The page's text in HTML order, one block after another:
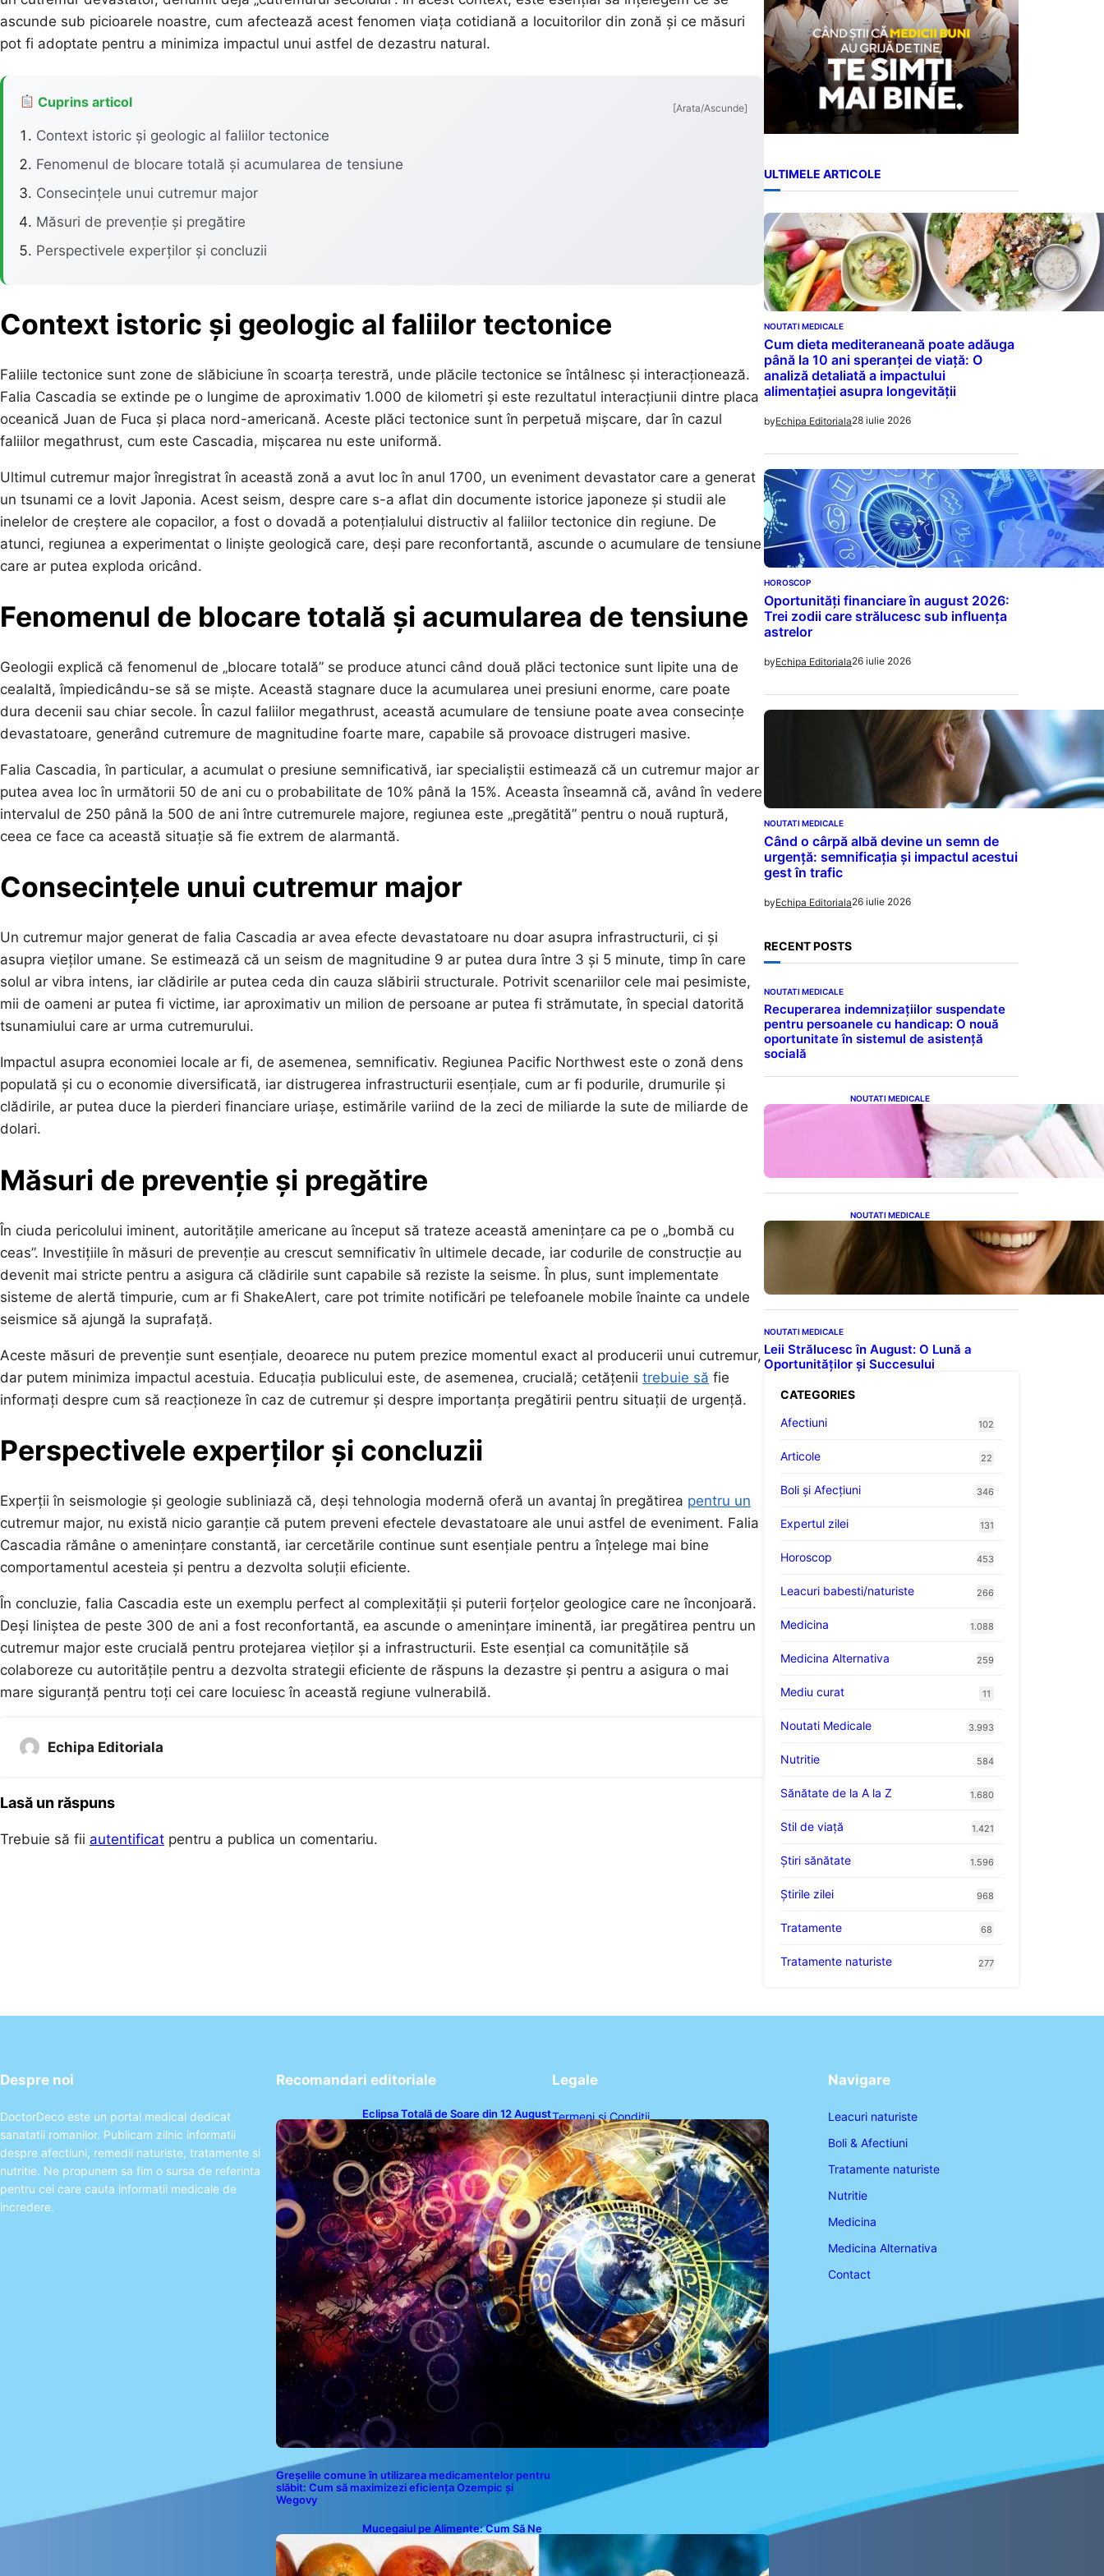
ascunde sub picioarele noastre, cum afectează acest fenomen viața cotidiană a locuitorilor din zonă și ce măsuri
pot fi adoptate pentru a minimiza impactul unui astfel de dezastru natural.
Cuprins articol [Arata/Ascunde]
Context istoric și geologic al faliilor tectonice
Fenomenul de blocare totală și acumularea de tensiune
Consecințele unui cutremur major
Măsuri de prevenție și pregătire
Perspectivele experților și concluzii
Context istoric și geologic al faliilor tectonice
Faliile tectonice sunt zone de slăbiciune în scoarța terestră, unde plăcile tectonice se întâlnesc și interacționează.
Falia Cascadia se extinde pe o lungime de aproximativ 1.000 de kilometri și este rezultatul interacțiunii dintre placa
oceanică Juan de Fuca și placa nord-americană. Aceste plăci tectonice sunt în perpetuă mișcare, dar în cazul
faliilor megathrust, cum este Cascadia, mișcarea nu este uniformă.
Ultimul cutremur major înregistrat în această zonă a avut loc în anul 1700, un eveniment devastator care a generat
un tsunami ce a lovit Japonia. Acest seism, despre care s-a aflat din documente istorice japoneze și studii ale
inelelor de creștere ale copacilor, a fost o dovadă a potențialului distructiv al faliilor tectonice din regiune. De
atunci, regiunea a experimentat o liniște geologică care, deși pare reconfortantă, ascunde o acumulare de tensiune
care ar putea exploda oricând.
Fenomenul de blocare totală și acumularea de tensiune
Geologii explică că fenomenul de „blocare totală” se produce atunci când două plăci tectonice sunt lipite una de
cealaltă, împiedicându-se să se miște. Această stagnare duce la acumularea unei presiuni enorme, care poate
dura decenii sau chiar secole. În cazul faliilor megathrust, această acumulare de tensiune poate avea consecințe
devastatoare, generând cutremure de magnitudine foarte mare, capabile să provoace distrugeri masive.
Falia Cascadia, în particular, a acumulat o presiune semnificativă, iar specialiștii estimează că un cutremur major ar
putea avea loc în următorii 50 de ani cu o probabilitate de 10% până la 15%. Aceasta înseamnă că, având în vedere
intervalul de 250 până la 500 de ani între cutremurele majore, regiunea este „pregătită” pentru o nouă ruptură,
ceea ce face ca această situație să fie extrem de alarmantă.
Consecințele unui cutremur major
Un cutremur major generat de falia Cascadia ar avea efecte devastatoare nu doar asupra infrastructurii, ci și
asupra vieților umane. Se estimează că un seism de magnitudine 9 ar putea dura între 3 și 5 minute, timp în care
solul ar vibra intens, iar clădirile ar putea ceda din cauza slăbirii structurale. Potrivit scenariilor cele mai pesimiste,
mii de oameni ar putea fi victime, iar aproximativ un milion de persoane ar putea fi strămutate, în special datorită
tsunamiului care ar urma cutremurului.
Impactul asupra economiei locale ar fi, de asemenea, semnificativ. Regiunea Pacific Northwest este o zonă dens
populată și cu o economie diversificată, iar distrugerea infrastructurii esențiale, cum ar fi podurile, drumurile și
clădirile, ar putea duce la pierderi financiare uriașe, estimările variind de la zeci de miliarde la sute de miliarde de
dolari.
Măsuri de prevenție și pregătire
În ciuda pericolului iminent, autoritățile americane au început să trateze această amenințare ca pe o „bombă cu
ceas”. Investițiile în măsuri de prevenție au crescut semnificativ în ultimele decade, iar codurile de construcție au
devenit mai stricte pentru a asigura că clădirile sunt capabile să reziste la seisme. În plus, sunt implementate
sisteme de alertă timpurie, cum ar fi ShakeAlert, care pot trimite notificări pe telefoanele mobile înainte ca undele
seismice să ajungă la suprafață.
Aceste măsuri de prevenție sunt esențiale, deoarece nu putem prezice momentul exact al producerii unui cutremur,
dar putem minimiza impactul acestuia. Educația publicului este, de asemenea, crucială; cetățenii trebuie să fie
informați despre cum să reacționeze în caz de cutremur și despre importanța pregătirii pentru situații de urgență.
Perspectivele experților și concluzii
Experții în seismologie și geologie subliniază că, deși tehnologia modernă oferă un avantaj în pregătirea pentru un
cutremur major, nu există nicio garanție că putem preveni efectele devastatoare ale unui astfel de eveniment. Falia
Cascadia rămâne o amenințare constantă, iar cercetările continue sunt esențiale pentru a înțelege mai bine
comportamentul acesteia și pentru a dezvolta soluții eficiente.
În concluzie, falia Cascadia este un exemplu perfect al complexității și puterii forțelor geologice care ne înconjoară.
Deși liniștea de peste 300 de ani a fost reconfortantă, ea ascunde o amenințare iminentă, iar pregătirea pentru un
cutremur major este crucială pentru protejarea vieților și a infrastructurii. Este esențial ca comunitățile să
colaboreze cu autoritățile pentru a dezvolta strategii eficiente de răspuns la dezastre și pentru a asigura o mai
mare siguranță pentru toți cei care locuiesc în această regiune vulnerabilă.
Echipa Editoriala
Lasă un răspuns
Trebuie să fii autentificat pentru a publica un comentariu.
ULTIMELE ARTICOLE
NOUTATI MEDICALE
Cum dieta mediteraneană poate adăuga
până la 10 ani speranței de viață: O
analiză detaliată a impactului
alimentației asupra longevității
byEchipa Editoriala28 iulie 2026
HOROSCOP
Oportunități financiare în august 2026:
Trei zodii care strălucesc sub influența
astrelor
byEchipa Editoriala26 iulie 2026
NOUTATI MEDICALE
Când o cârpă albă devine un semn de
urgență: semnificația și impactul acestui
gest în trafic
byEchipa Editoriala26 iulie 2026
RECENT POSTS
NOUTATI MEDICALE
Recuperarea indemnizațiilor suspendate
pentru persoanele cu handicap: O nouă
oportunitate în sistemul de asistență
socială
NOUTATI MEDICALE
Tampoanele menstruale: O
analiză profundă a riscurilor
legate de metale toxice
NOUTATI MEDICALE
Ceaiul – Băutura care
protejează inima:
Descoperiri recente despre
beneficiile consumului zilnic
NOUTATI MEDICALE
Leii Strălucesc în August: O Lună a
Oportunităților și Succesului
CATEGORIES
Afectiuni
102
Articole 22
Boli și Afecțiuni 346
Expertul zilei 131
Horoscop 453
Leacuri babesti/naturiste 266
Medicina 1.088
Medicina Alternativa 259
Mediu curat 11
Noutati Medicale 3.993
Nutritie 584
Sănătate de la A la Z 1.680
Stil de viaţă 1.421
Ştiri sănătate 1.596
Știrile zilei 968
Tratamente 68
Tratamente naturiste 277
Despre noi
DoctorDeco este un portal medical dedicat
sanatatii romanilor. Publicam zilnic informatii
despre afectiuni, remedii naturiste, tratamente si
nutritie. Ne propunem sa fim o sursa de referinta
pentru cei care cauta informatii medicale de
incredere.
Recomandari editoriale
Eclipsa Totală de Soare din 12 August
2026: O Analiză a Impactului asupra
Trei Zodii și a Ciclului de 18 Ani
Greșelile comune în utilizarea medicamentelor pentru
slăbit: Cum să maximizezi eficiența Ozempic și
Wegovy
Mucegaiul pe Alimente: Cum Să Ne
Legale
Termeni și Condiții
Politica de Confidențialitate
Politica de Cookies
Disclaimer
Contact
Navigare
Leacuri naturiste
Boli & Afectiuni
Tratamente naturiste
Nutritie
Medicina
Medicina Alternativa
Contact